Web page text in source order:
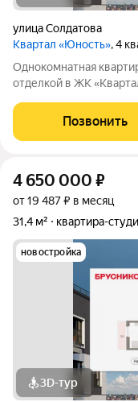
улица Солдатова
Квартал «Юность», 4
Однокомнатная
отделкой в ЖК
кухни-гостиной: 12.23
кухней-гостиной и одной
Позвонить
4 650 000 ₽
от 19 487 ₽ в месяц
31,4 м²
квартира-
новостройка
3D-тур